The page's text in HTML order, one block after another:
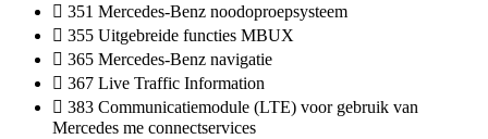
351 Mercedes-Benz noodoproepsysteem
355 Uitgebreide functies MBUX
365 Mercedes-Benz navigatie
367 Live Traffic Information
383 Communicatiemodule (LTE) voor gebruik van
Mercedes me connectservices